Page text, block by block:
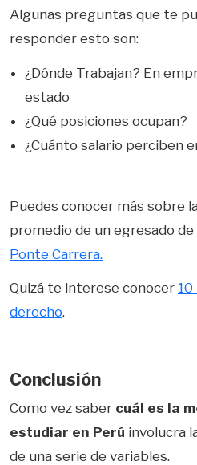
Algunas preguntas que te
responder esto son:
¿Dónde Trabajan? En
estado
¿Qué posiciones ocupan?
¿Cuánto salario perciben
Puedes conocer más sobre
promedio de un egresado
Ponte Carrera.
Quizá te interese conocer
derecho.
Conclusión
Como vez saber cuál es la
estudiar en Perú involucra
de una serie de variables.